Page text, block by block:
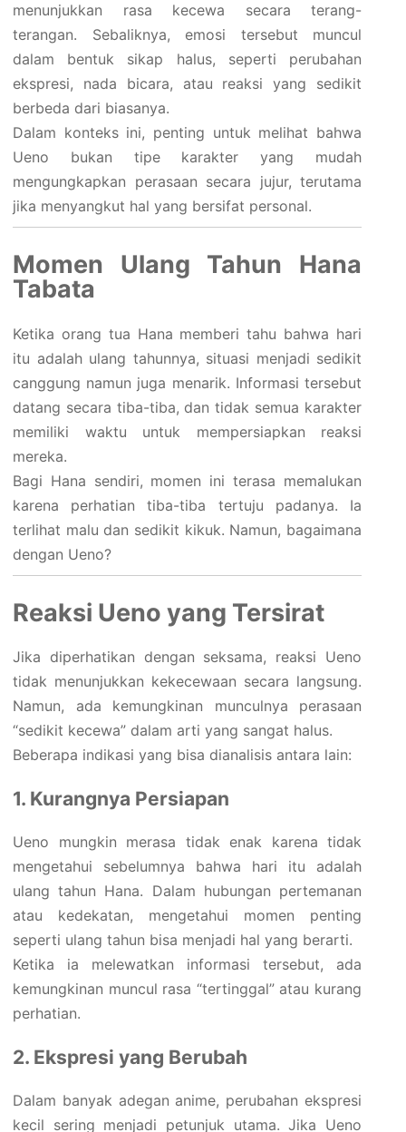
menunjukkan rasa kecewa secara terang-
terangan. Sebaliknya, emosi tersebut muncul
dalam bentuk sikap halus, seperti perubahan
ekspresi, nada bicara, atau reaksi yang sedikit
berbeda dari biasanya.
Dalam konteks ini, penting untuk melihat bahwa
Ueno bukan tipe karakter yang mudah
mengungkapkan perasaan secara jujur, terutama
jika menyangkut hal yang bersifat personal.
Momen Ulang Tahun Hana
Tabata
Ketika orang tua Hana memberi tahu bahwa hari
itu adalah ulang tahunnya, situasi menjadi sedikit
canggung namun juga menarik. Informasi tersebut
datang secara tiba-tiba, dan tidak semua karakter
memiliki waktu untuk mempersiapkan reaksi
mereka.
Bagi Hana sendiri, momen ini terasa memalukan
karena perhatian tiba-tiba tertuju padanya. Ia
terlihat malu dan sedikit kikuk. Namun, bagaimana
dengan Ueno?
Reaksi Ueno yang Tersirat
Jika diperhatikan dengan seksama, reaksi Ueno
tidak menunjukkan kekecewaan secara langsung.
Namun, ada kemungkinan munculnya perasaan
“sedikit kecewa” dalam arti yang sangat halus.
Beberapa indikasi yang bisa dianalisis antara lain:
1. Kurangnya Persiapan
Ueno mungkin merasa tidak enak karena tidak
mengetahui sebelumnya bahwa hari itu adalah
ulang tahun Hana. Dalam hubungan pertemanan
atau kedekatan, mengetahui momen penting
seperti ulang tahun bisa menjadi hal yang berarti.
Ketika ia melewatkan informasi tersebut, ada
kemungkinan muncul rasa “tertinggal” atau kurang
perhatian.
2. Ekspresi yang Berubah
Dalam banyak adegan anime, perubahan ekspresi
kecil sering menjadi petunjuk utama. Jika Ueno